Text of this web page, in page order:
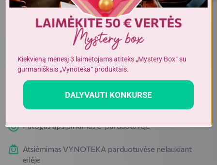
PAPRASTA IR PATOGU APSIPIRKTI INTERNETU
Pristatymas Jūsų adresu arba atsiėmimas
VYNOTEKA parduotuvėse
Registracija per kelias minutes
Patogus apsipirkimas e-parduotuvėje
Atsiėmimas VYNOTEKA parduotuvėse nelaukiant
eilėje
Kiekvieną mėnesį 3 laimėtojams atiteks „Mystery Box“ su
gurmaniškais „Vynoteka“ produktais.
DALYVAUTI KONKURSE